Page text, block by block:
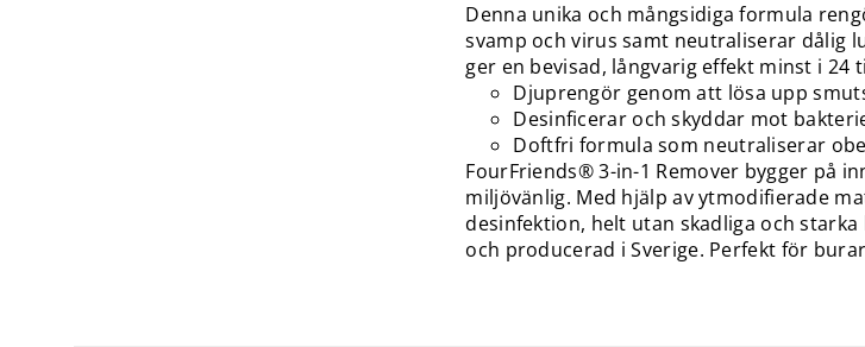
Denna unika och mångsidiga formula
svamp och virus samt neutraliserar dålig
ger en bevisad, långvarig effekt minst i
Djuprengör genom att lösa upp
Desinficerar och skyddar mot
Doftfri formula som neutraliserar
FourFriends® 3-in-1 Remover bygger på
miljövänlig. Med hjälp av ytmodifierade
desinfektion, helt utan skadliga och
och producerad i Sverige. Perfekt för